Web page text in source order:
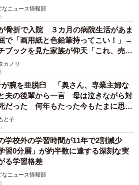
なニュース情報部
骨折で入院 ３カ月の病院生活があま
で「画用紙と色鉛筆持ってこい！」→
ブックを見た家族が仰天「これ、売れ
カノリ
が腕を亜脱臼 「奥さん、専業主婦な
夫の後輩から一言 母は泣きながら対
だった 何年もたった今もたまに思い
と子
学校外の学習時間が11年で2割減少
習0分層」が約半数に達する深刻な実
る学習格差
なニュース情報部